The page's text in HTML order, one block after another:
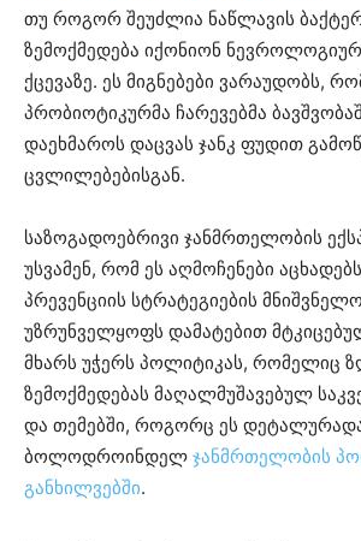
თუ როგორ შეუძლია ნაწლავის
ზემოქმედება იქონიონ
ქცევაზე. ეს მიგნებები ვარაუდობს,
პრობიოტიკურმა ჩარევებმა
დაეხმაროს დაცვას ჯანკ ფუდით
ცვლილებებისგან.
საზოგადოებრივი ჯანმრთელობის
უსვამენ, რომ ეს აღმოჩენები
პრევენციის სტრატეგიების
უზრუნველყოფს დამატებით
მხარს უჭერს პოლიტიკას, რომელიც
ზემოქმედებას მაღალმუშავებულ
და თემებში, როგორც ეს
ბოლოდროინდელ ჯანმრთელობის
განხილვებში.